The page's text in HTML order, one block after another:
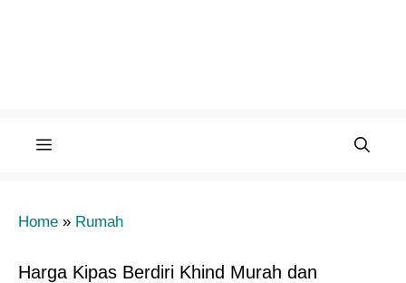
Menu
Home » Rumah
Harga Kipas Berdiri Khind Murah dan